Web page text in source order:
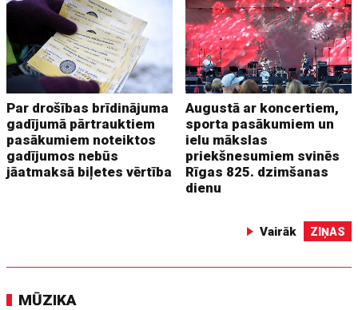
Par drošības brīdinājuma
gadījumā pārtrauktiem
pasākumiem noteiktos
gadījumos nebūs
jāatmaksā biļetes vērtība
Augustā ar koncertiem,
sporta pasākumiem un
ielu mākslas
priekšnesumiem svinēs
Rīgas 825. dzimšanas
dienu
Vairāk ZIŅAS
MŪZIKA